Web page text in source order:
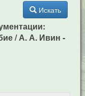
Искать
/ А. А. Ивин -